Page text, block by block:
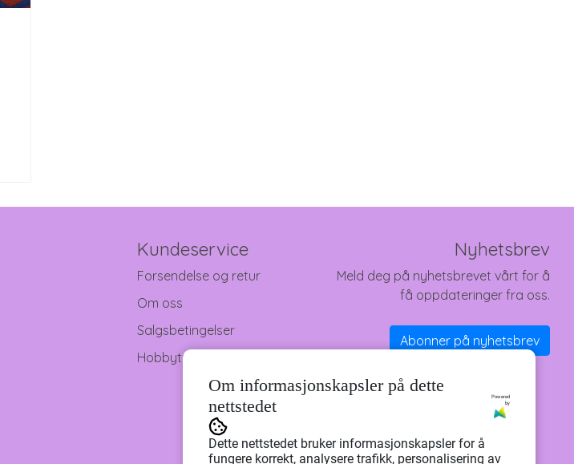
Kundeservice
Forsendelse og retur
Om oss
Salgsbetingelser
Hobbytreff
Nyhetsbrev
Meld deg på nyhetsbrevet vårt for å
få oppdateringer fra oss.
Abonner på nyhetsbrev
Om informasjonskapsler på dette
nettstedet
Powered
by
Dette nettstedet bruker informasjonskapsler for å
fungere korrekt, analysere trafikk, personalisering av